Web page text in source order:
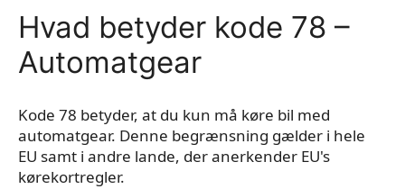
Hvad betyder kode 78 –
Automatgear
Kode 78 betyder, at du kun må køre bil med
automatgear. Denne begrænsning gælder i hele
EU samt i andre lande, der anerkender EU's
kørekortregler.